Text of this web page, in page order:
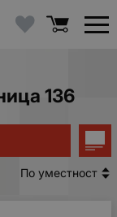
136
По уместност